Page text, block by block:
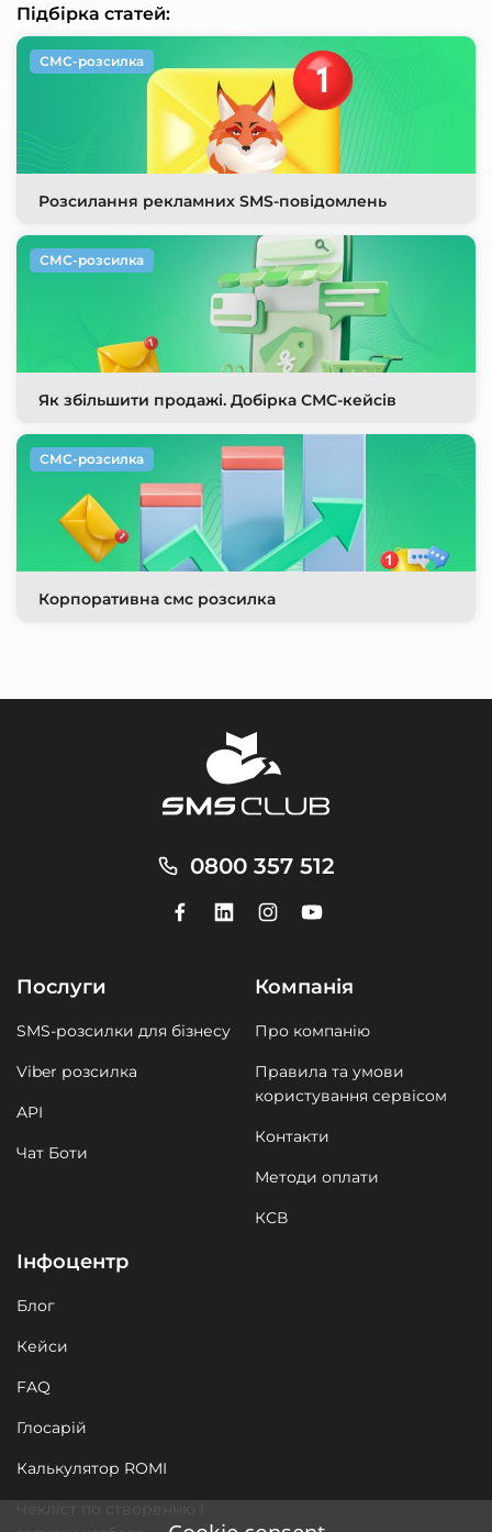
Підбірка статей:
Розсилання рекламних SMS-повідомлень
СМС-розсилка
Як збільшити продажі. Добірка СМС-кейсів
СМС-розсилка
Корпоративна смс розсилка
СМС-розсилка
0800 357 512
Послуги
SMS-розсилки для бізнесу
Viber розсилка
API
Чат Боти
Компанія
Про компанію
Правила та умови
користування сервісом
Контакти
Методи оплати
КСВ
Інфоцентр
Блог
Кейси
FAQ
Глосарій
Калькулятор ROMI